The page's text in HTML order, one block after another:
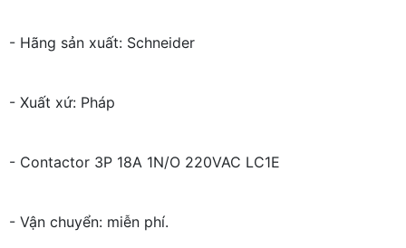
- Hãng sản xuất: Schneider
- Xuất xứ: Pháp
- Contactor 3P 18A 1N/O 220VAC LC1E
- Vận chuyển: miễn phí.